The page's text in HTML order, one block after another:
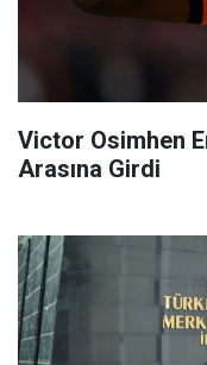
Victor Osimhen
Arasına Girdi